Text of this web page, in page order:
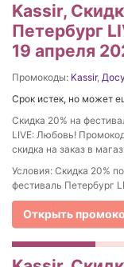
Kassir,
Петербург
19 апреля
Промокоды: Kassir,
Срок истек, но может
Скидка 20% на
LIVE: Любовь!
скидка на заказ в
Условия: Скидка 20%
фестиваль Петербург
Открыть